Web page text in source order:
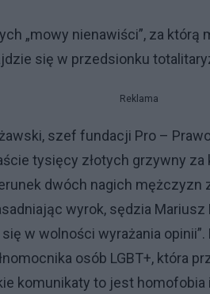
„mowy nienawiści”, za którą
się w przedsionku
Reklama
szef fundacji Pro –
tysięcy złotych grzywny za
dwóch nagich
wyrok, sędzia Mariusz
w wolności wyrażania
osób LGBT+, która
komunikaty to jest homofobia